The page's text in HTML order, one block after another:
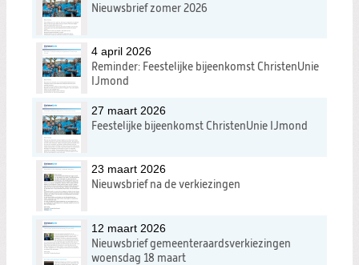
Nieuwsbrief zomer 2026
4 april 2026
Reminder: Feestelijke bijeenkomst ChristenUnie
IJmond
27 maart 2026
Feestelijke bijeenkomst ChristenUnie IJmond
23 maart 2026
Nieuwsbrief na de verkiezingen
12 maart 2026
Nieuwsbrief gemeenteraardsverkiezingen
woensdag 18 maart